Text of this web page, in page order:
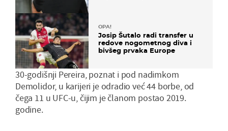
OPA!
Josip Šutalo radi transfer u
redove nogometnog diva i
bivšeg prvaka Europe
30-godišnji Pereira, poznat i pod nadimkom
Demolidor, u karijeri je odradio već 44 borbe, od
čega 11 u UFC-u, čijim je članom postao 2019.
godine.